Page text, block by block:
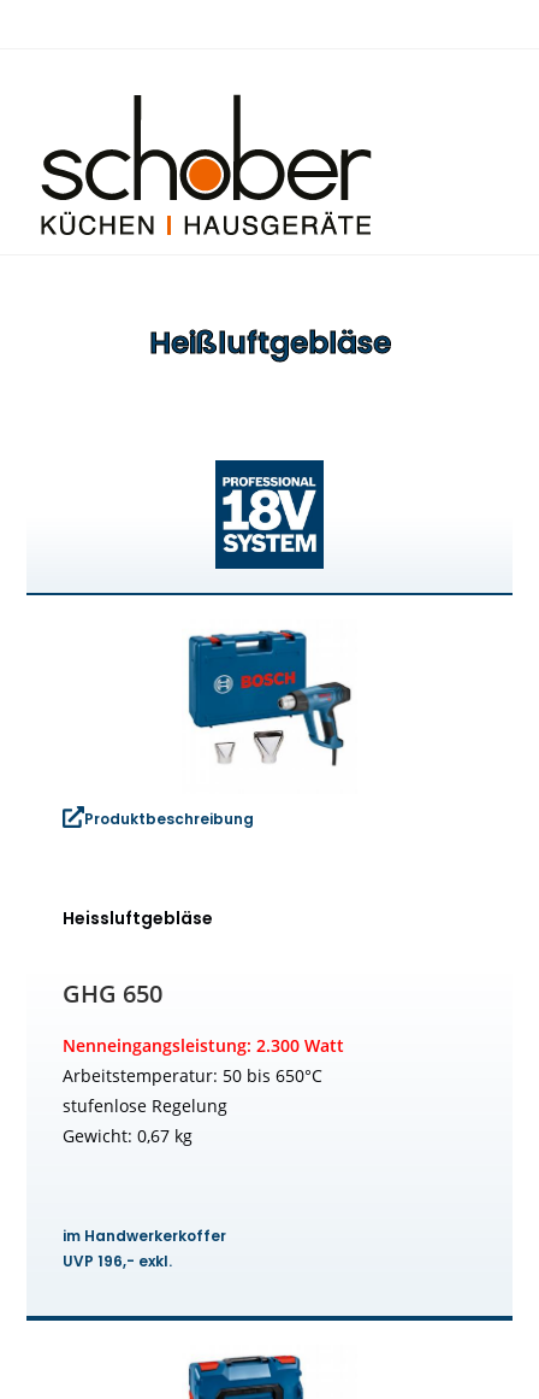
Heißluftgebläse
Produktbeschreibung
Heissluftgebläse
GHG 650
Nenneingangsleistung: 2.300 Watt
Arbeitstemperatur: 50 bis 650°C
stufenlose Regelung
Gewicht: 0,67 kg
im Handwerkerkoffer
UVP 196,- exkl.